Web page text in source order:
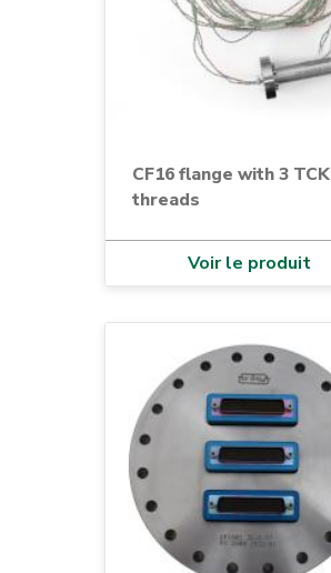
CF16 flange with 3 TCK
threads
Voir le produit